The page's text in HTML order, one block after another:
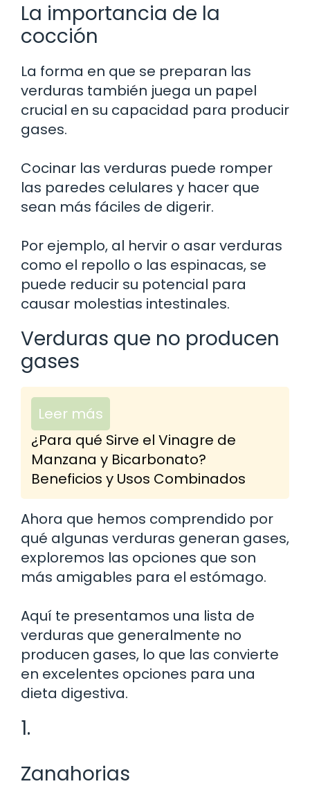
La importancia de la
cocción
La forma en que se preparan las
verduras también juega un papel
crucial en su capacidad para producir
gases.
Cocinar las verduras puede romper
las paredes celulares y hacer que
sean más fáciles de digerir.
Por ejemplo, al hervir o asar verduras
como el repollo o las espinacas, se
puede reducir su potencial para
causar molestias intestinales.
Verduras que no producen
gases
Leer más
¿Para qué Sirve el Vinagre de
Manzana y Bicarbonato?
Beneficios y Usos Combinados
Ahora que hemos comprendido por
qué algunas verduras generan gases,
exploremos las opciones que son
más amigables para el estómago.
Aquí te presentamos una lista de
verduras que generalmente no
producen gases, lo que las convierte
en excelentes opciones para una
dieta digestiva.
1.
Zanahorias